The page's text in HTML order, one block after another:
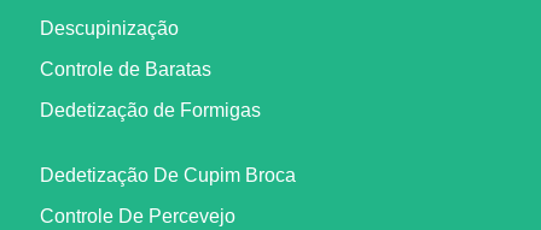
Descupinização
Controle de Baratas
Dedetização de Formigas
Dedetização De Cupim Broca
Controle De Percevejo